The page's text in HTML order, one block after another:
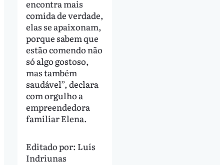
encontra mais
comida de verdade,
elas se apaixonam,
porque sabem que
estão comendo não
só algo gostoso,
mas também
saudável”, declara
com orgulho a
empreendedora
familiar Elena.
Editado por: Luís
Indriunas